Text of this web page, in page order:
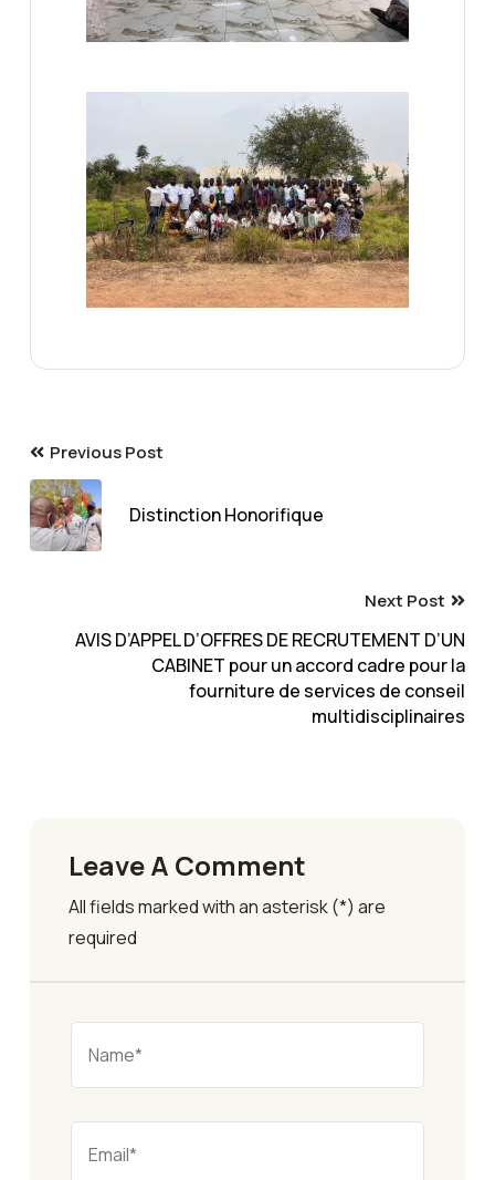
Previous Post
Distinction Honorifique
Next Post
AVIS D’APPEL D’OFFRES DE RECRUTEMENT D’UN
CABINET pour un accord cadre pour la
fourniture de services de conseil
multidisciplinaires
Leave A Comment
All fields marked with an asterisk (*) are
required